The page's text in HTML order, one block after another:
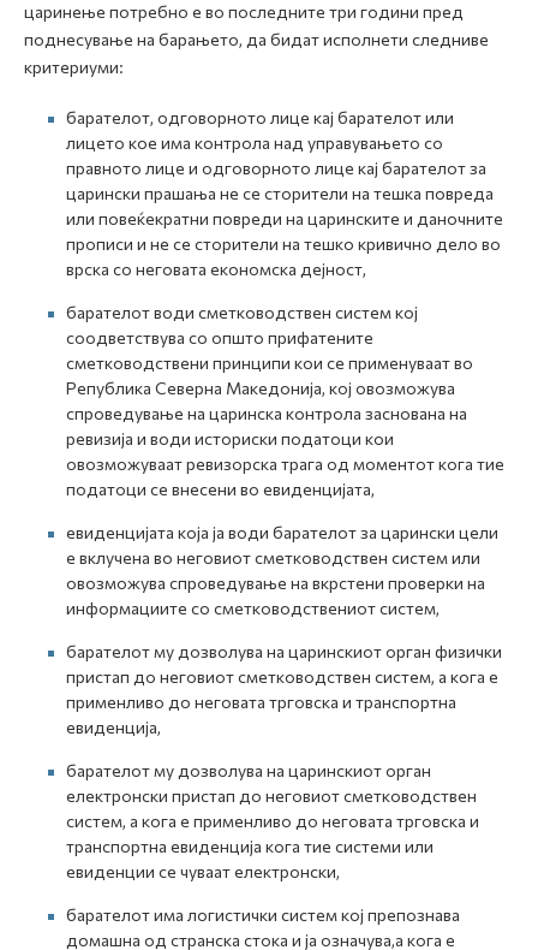
царинење потребно е во последните три години пред
поднесување на барањето, да бидат исполнети следниве
критериуми:
барателот, одговорното лице кај барателот или
лицето кое има контрола над управувањето со
правното лице и одговорното лице кај барателот за
царински прашања не се сторители на тешка повреда
или повеќекратни повреди на царинските и даночните
прописи и не се сторители на тешко кривично дело во
врска со неговата економска дејност,
барателот води сметководствен систем кој
соодветствува со општо прифатените
сметководствени принципи кои се применуваат во
Република Северна Македонија, кој овозможува
спроведување на царинска контрола заснована на
ревизија и води историски податоци кои
овозможуваат ревизорска трага од моментот кога тие
податоци се внесени во евиденцијата,
евиденцијата која ја води барателот за царински цели
е вклучена во неговиот сметководствен систем или
овозможува спроведување на вкрстени проверки на
информациите со сметководствениот систем,
барателот му дозволува на царинскиот орган физички
пристап до неговиот сметководствен систем, а кога е
применливо до неговата трговска и транспортна
евиденција,
барателот му дозволува на царинскиот орган
електронски пристап до неговиот сметководствен
систем, а кога е применливо до неговата трговска и
транспортна евиденција кога тие системи или
евиденции се чуваат електронски,
барателот има логистички систем кој препознава
домашна од странска стока и ја означува,а кога е